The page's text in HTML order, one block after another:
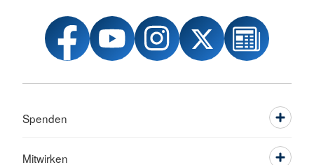
Spenden
Mitwirken